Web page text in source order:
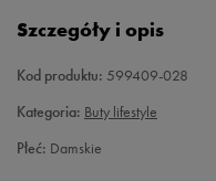
37,5 23,5 cm
Szczegóły i opis
Kod produktu: 599409-028
Kategoria: Buty lifestyle
Płeć: Damskie